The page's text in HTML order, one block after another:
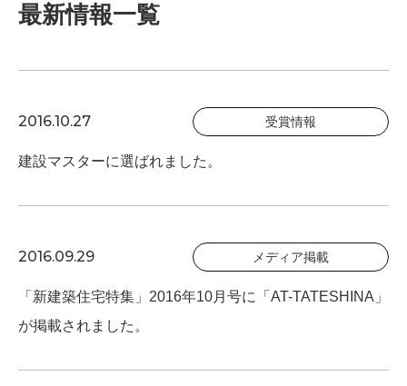
最新情報一覧
2016.10.27 受賞情報
建設マスターに選ばれました。
2016.09.29 メディア掲載
「新建築住宅特集」2016年10月号に「AT-TATESHINA」
が掲載されました。